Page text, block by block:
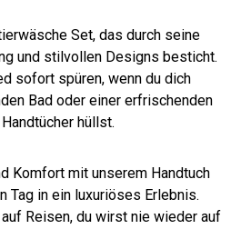
Set, das durch seine
und stilvollen Designs besticht.
sofort spüren, wenn du dich
Bad oder einer erfrischenden
hüllst.
Komfort mit unserem Handtuch
Tag in ein luxuriöses Erlebnis.
Reisen, du wirst nie wieder auf